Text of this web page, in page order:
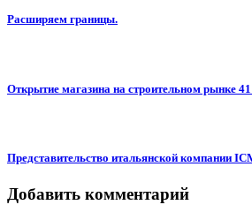
Расширяем границы.
Открытие магазина на строительном рынке
Представительство итальянской компании
Добавить комментарий